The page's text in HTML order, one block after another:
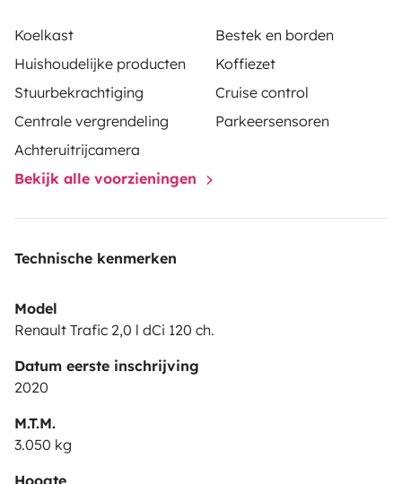
Nous pouvons venir vous chercher à la gare la plus
proche ou vous avez également la possibilité de
stationner votre véhicule dans notre cour si besoin.
N'hésitez pas à nous contacter, nous répondons dans
Koelkast
Bestek en borden
Huishoudelijke producten
Koffiezet
Stuurbekrachtiging
Cruise control
Centrale vergrendeling
Parkeersensoren
Achteruitrijcamera
Bekijk alle voorzieningen
Technische kenmerken
Model
Renault Trafic 2,0 l dCi 120 ch.
Datum eerste inschrijving
2020
M.T.M.
3.050 kg